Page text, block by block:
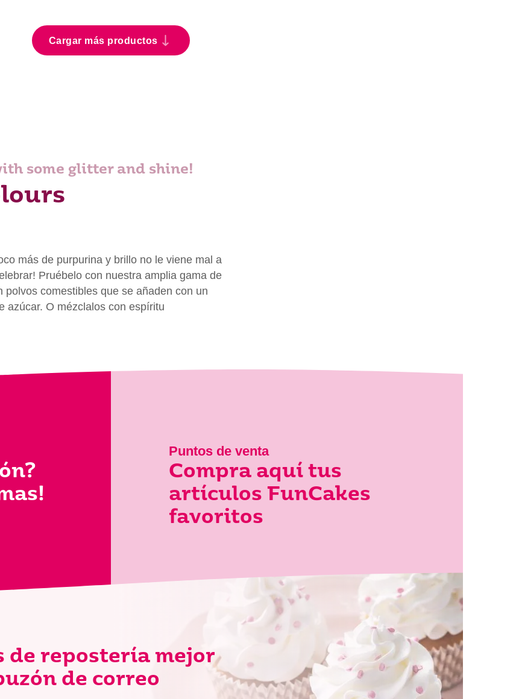
Cargar más productos
some glitter and shine!
más de purpurina y brillo no le viene mal a
Pruébelo con nuestra amplia gama de
comestibles que se añaden con un
azúcar. O mézclalos con espíritu
Puntos de venta
Compra aquí tus
artículos FunCakes
favoritos
de repostería mejor
de correo